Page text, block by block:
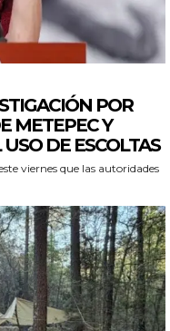
POR
METEPEC Y
DE ESCOLTAS
viernes que las autoridades